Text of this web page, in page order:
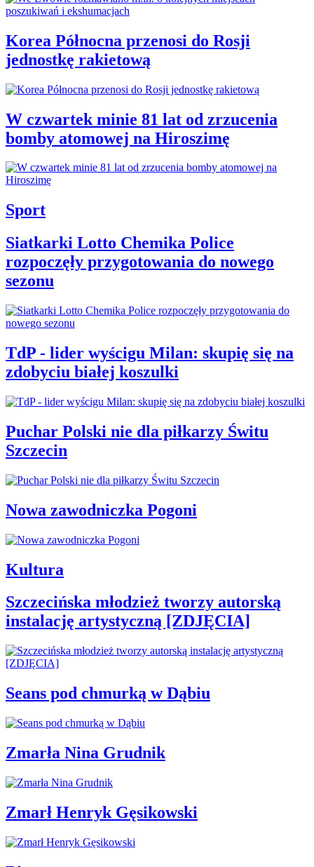
Korea Północna przenosi do Rosji
jednostkę rakietową
W czwartek minie 81 lat od zrzucenia
bomby atomowej na Hiroszimę
Sport
Siatkarki Lotto Chemika Police
rozpoczęły przygotowania do nowego
sezonu
TdP - lider wyścigu Milan: skupię się na
zdobyciu białej koszulki
Puchar Polski nie dla piłkarzy Świtu
Szczecin
Nowa zawodniczka Pogoni
Kultura
Szczecińska młodzież tworzy autorską
instalację artystyczną [ZDJĘCIA]
Seans pod chmurką w Dąbiu
Zmarła Nina Grudnik
Zmarł Henryk Gęsikowski